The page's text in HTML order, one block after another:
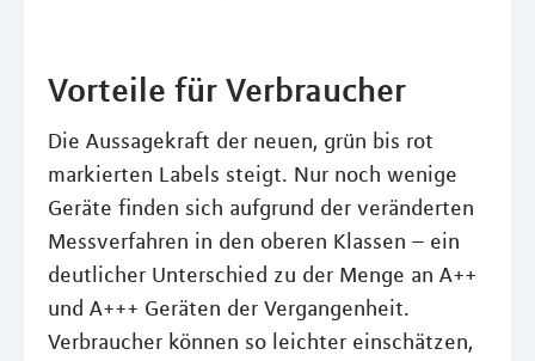
Vorteile für Verbraucher
Die Aussagekraft der neuen, grün bis rot
markierten Labels steigt. Nur noch wenige
Geräte finden sich aufgrund der veränderten
Messverfahren in den oberen Klassen – ein
deutlicher Unterschied zu der Menge an A++
und A+++ Geräten der Vergangenheit.
Verbraucher können so leichter einschätzen,